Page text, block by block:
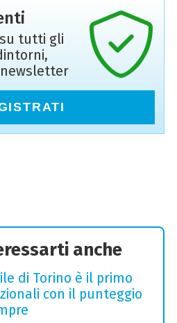
tutti gli
anche
di Torino è il primo
con il punteggio